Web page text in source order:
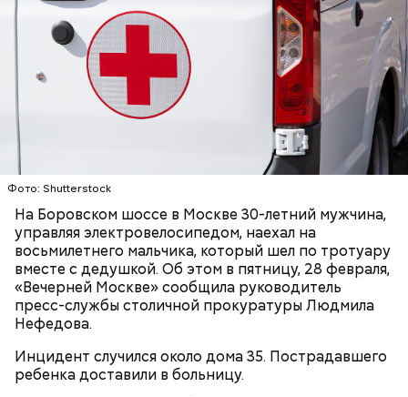
Фото: Shutterstock
На Боровском шоссе в Москве 30-летний мужчина,
управляя электровелосипедом, наехал на
восьмилетнего мальчика, который шел по тротуару
вместе с дедушкой. Об этом в пятницу, 28 февраля,
«Вечерней Москве» сообщила руководитель
пресс-службы столичной прокуратуры Людмила
Нефедова.
Инцидент случился около дома 35. Пострадавшего
ребенка доставили в больницу.
Первой жертвой Миссюры была его девушка.
Именно на ней молодой человек впервые испытал
химикаты, купленные в интернет-магазине. 13
января 2024 года он подсыпал дихлорэтан в
коктейль возлюбленной, отчего у нее случился
инсульт. Девушка неделю
выписки из больницы узнала, что Миссюра
оформил на нее несколько кредитов.
Вскоре в качестве главного подозреваемого в
убийстве спортсмена арестовали его 18-летнего
знакомого Надырхана Кадирханова. На допросе он
признал вину и показал следователям, как именно
совершил преступление и где спрятал оружие, из
которого застрелил Мутаева.